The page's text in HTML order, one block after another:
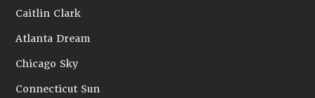
Caitlin Clark
Atlanta Dream
Chicago Sky
Connecticut Sun